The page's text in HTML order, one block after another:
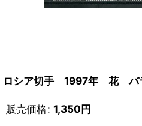
ロシア切手 1997年 花
販売価格: 1,350円